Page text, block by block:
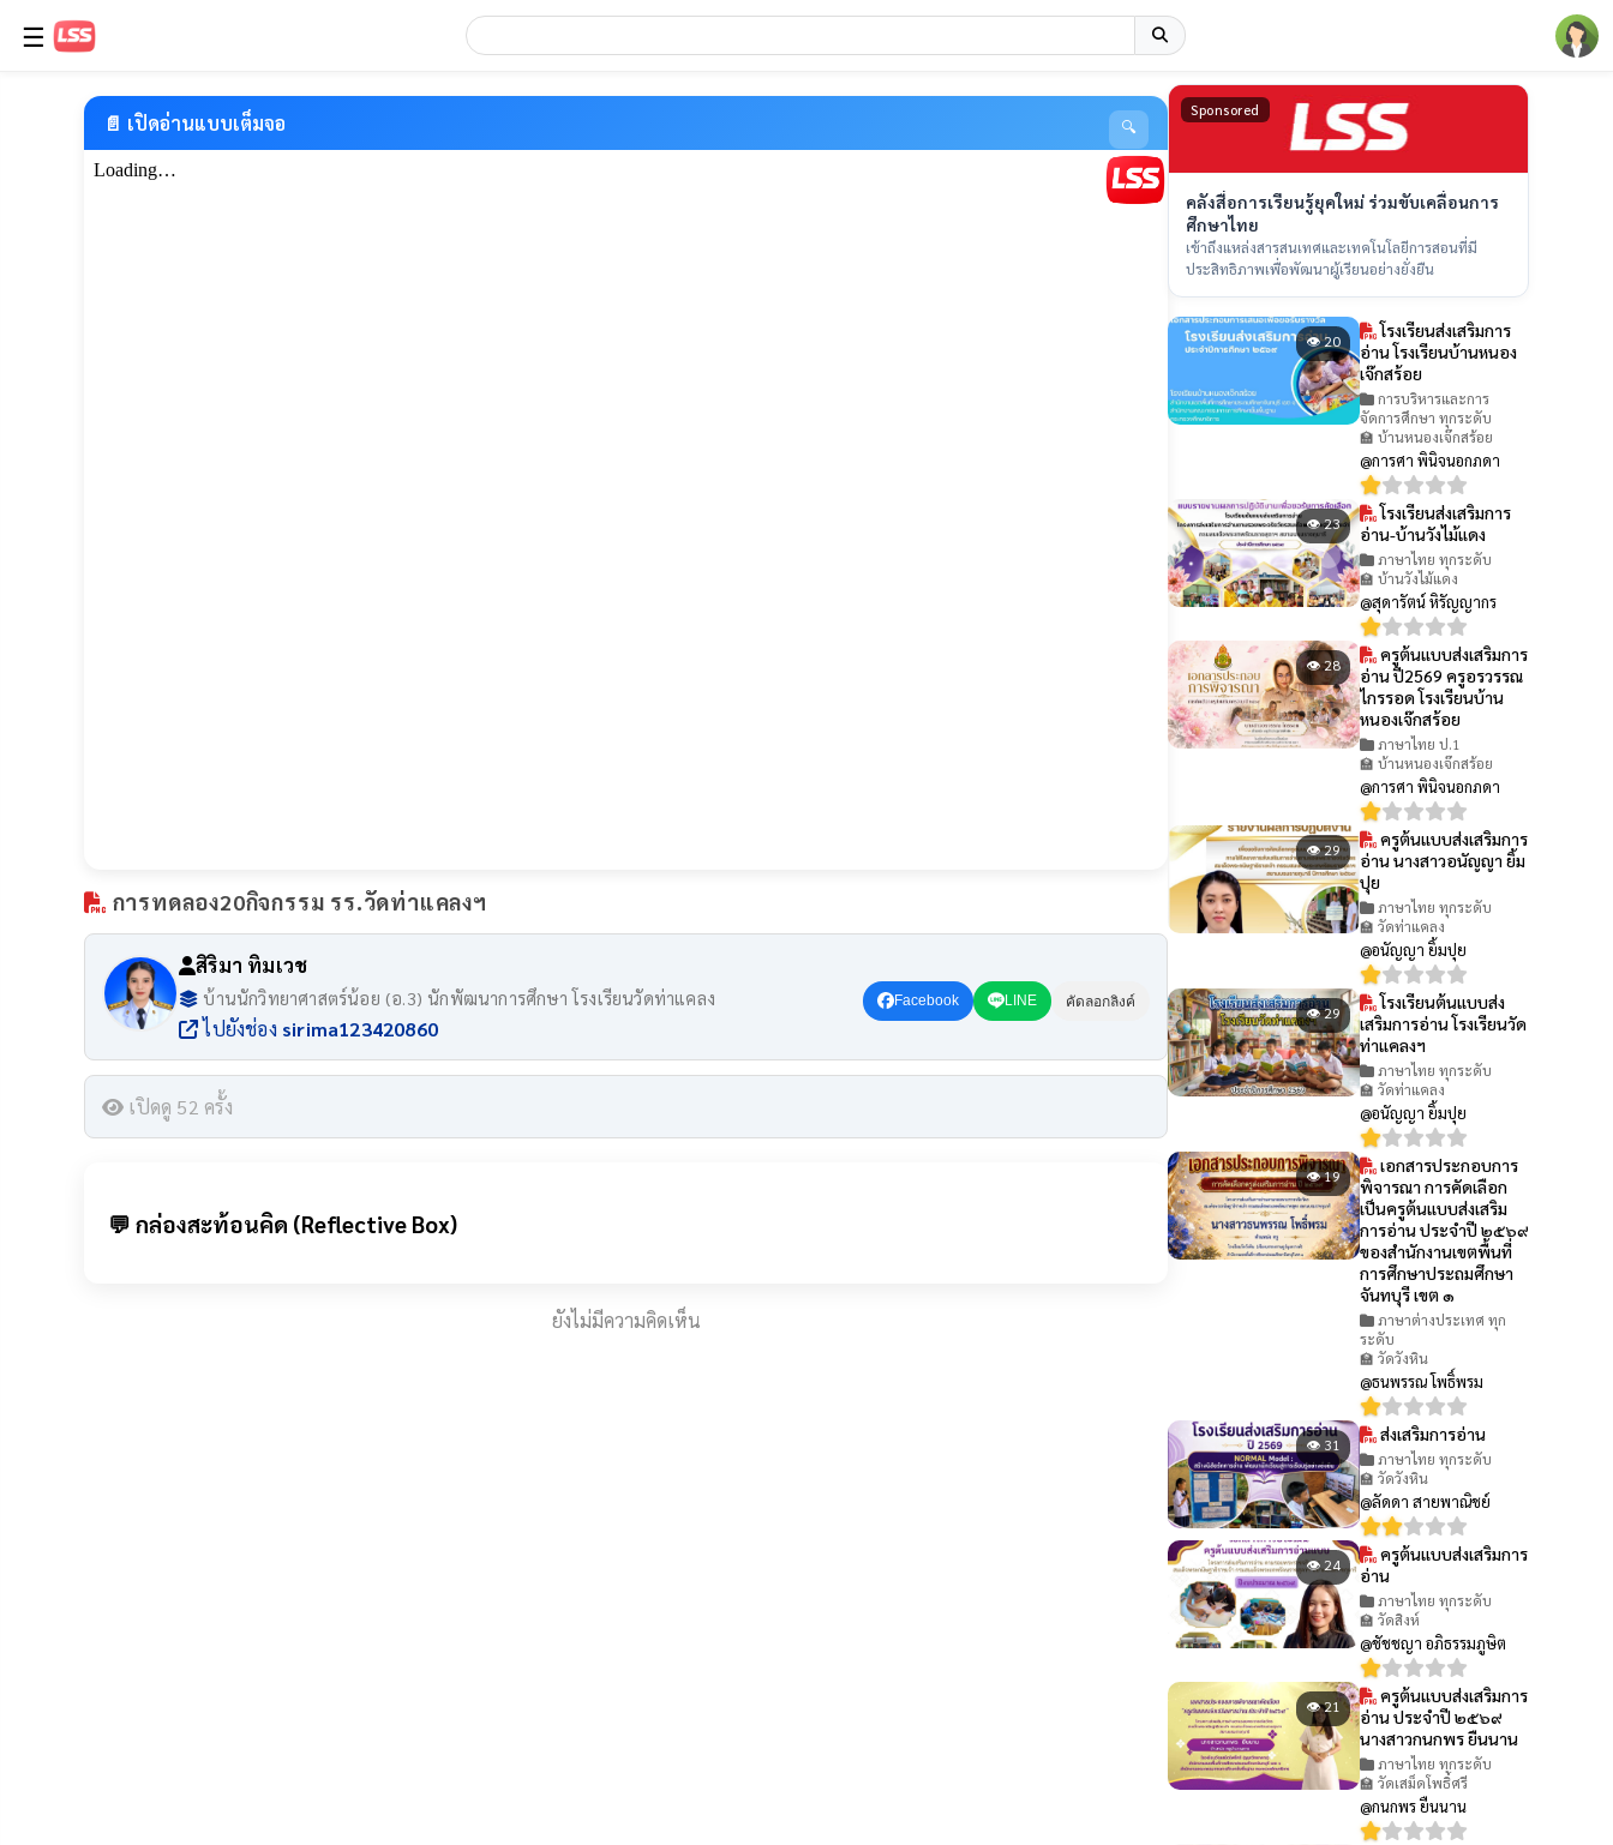
☰
📄 เปิดอ่านแบบเต็มจอ 🔍
การทดลอง20กิจกรรม รร.วัดท่าแคลงฯ
สิริมา ทิมเวช
บ้านนักวิทยาศาสตร์น้อย (อ.3) นักพัฒนาการศึกษา โรงเรียนวัดท่าแคลง
ไปยังช่อง sirima123420860
Facebook LINE คัดลอกลิงค์
เปิดดู 52 ครั้ง
💬 กล่องสะท้อนคิด (Reflective Box)
ยังไม่มีความคิดเห็น
Sponsored
คลังสื่อการเรียนรู้ยุคใหม่ ร่วมขับเคลื่อนการ
ศึกษาไทย
เข้าถึงแหล่งสารสนเทศและเทคโนโลยีการสอนที่มี
ประสิทธิภาพเพื่อพัฒนาผู้เรียนอย่างยั่งยืน
👁 20
โรงเรียนส่งเสริมการ
อ่าน โรงเรียนบ้านหนอง
เจ๊กสร้อย
การบริหารและการ
จัดการศึกษา ทุกระดับ
🏫 บ้านหนองเจ๊กสร้อย
@การศา พินิจนอกภดา
👁 23
โรงเรียนส่งเสริมการ
อ่าน-บ้านวังไม้แดง
ภาษาไทย ทุกระดับ
🏫 บ้านวังไม้แดง
@สุดารัตน์ หิรัญญากร
👁 28
ครูต้นแบบส่งเสริมการ
อ่าน ปี2569 ครูอรวรรณ
ไกรรอด โรงเรียนบ้าน
หนองเจ๊กสร้อย
ภาษาไทย ป.1
🏫 บ้านหนองเจ๊กสร้อย
@การศา พินิจนอกภดา
👁 29
ครูต้นแบบส่งเสริมการ
อ่าน นางสาวอนัญญา ยิ้ม
ปุย
ภาษาไทย ทุกระดับ
🏫 วัดท่าแคลง
@อนัญญา ยิ้มปุย
👁 29
โรงเรียนต้นแบบส่ง
เสริมการอ่าน โรงเรียนวัด
ท่าแคลงฯ
ภาษาไทย ทุกระดับ
🏫 วัดท่าแคลง
@อนัญญา ยิ้มปุย
👁 19
เอกสารประกอบการ
พิจารณา การคัดเลือก
เป็นครูต้นแบบส่งเสริม
การอ่าน ประจำปี ๒๕๖๙
ของสำนักงานเขตพื้นที่
การศึกษาประถมศึกษา
จันทบุรี เขต ๑
ภาษาต่างประเทศ ทุก
ระดับ
🏫 วัดวังหิน
@ธนพรรณ โพธิ์พรม
👁 31 ส่งเสริมการอ่าน
ภาษาไทย ทุกระดับ
🏫 วัดวังหิน
@ลัดดา สายพาณิชย์
👁 24
ครูต้นแบบส่งเสริมการ
อ่าน
ภาษาไทย ทุกระดับ
🏫 วัดสิงห์
@ชัชชญา อภิธรรมภูษิต
👁 21
ครูต้นแบบส่งเสริมการ
อ่าน ประจำปี ๒๕๖๙
นางสาวกนกพร ยืนนาน
ภาษาไทย ทุกระดับ
🏫 วัดเสม็ดโพธิ์ศรี
@กนกพร ยืนนาน